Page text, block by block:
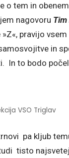
o tem in
nagovoru Tim
»Z«, pravijo
in
In to bodo
VSO Triglav
pa kljub
tisto